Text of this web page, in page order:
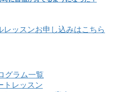
グラム一覧
トレッスン